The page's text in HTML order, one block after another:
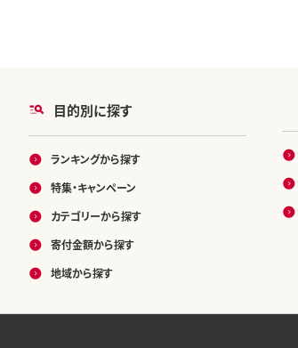
目的別に探す
ランキングから探す
特集・キャンペーン
カテゴリーから探す
寄付金額から探す
地域から探す